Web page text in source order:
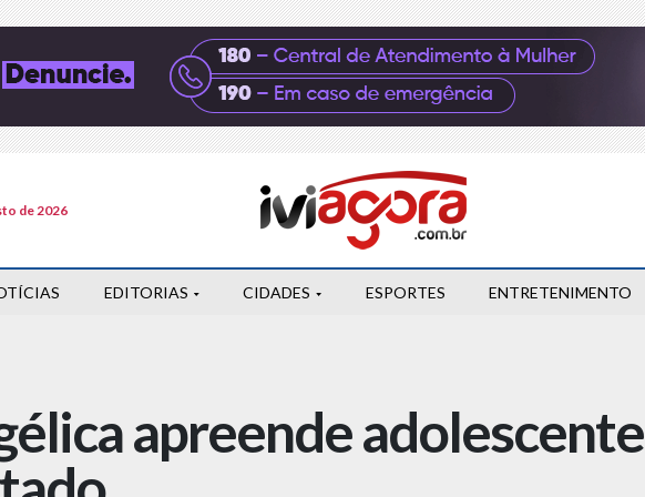
de 2026
EDITORIAS CIDADES ESPORTES ENTRETENIMENTO
apreende